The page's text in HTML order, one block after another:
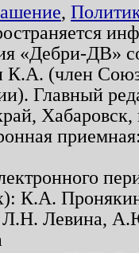
,
«Дебри-ДВ»
К.А. (член
Главный
К.А.
Левина,